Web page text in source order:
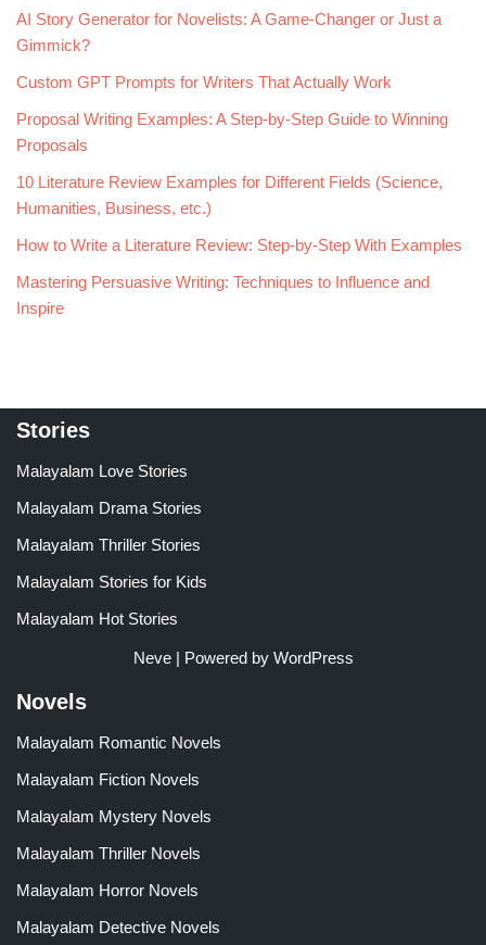
AI Story Generator for Novelists: A Game-Changer or Just a
Gimmick?
Custom GPT Prompts for Writers That Actually Work
Proposal Writing Examples: A Step-by-Step Guide to Winning
Proposals
10 Literature Review Examples for Different Fields (Science,
Humanities, Business, etc.)
How to Write a Literature Review: Step-by-Step With Examples
Mastering Persuasive Writing: Techniques to Influence and
Inspire
Stories
Malayalam Love Stories
Malayalam Drama Stories
Malayalam Thriller Stories
Malayalam Stories for Kids
Malayalam Hot Stories
Neve| Powered by WordPress
Novels
Malayalam Romantic Novels
Malayalam Fiction Novels
Malayalam Mystery Novels
Malayalam Thriller Novels
Malayalam Horror Novels
Malayalam Detective Novels